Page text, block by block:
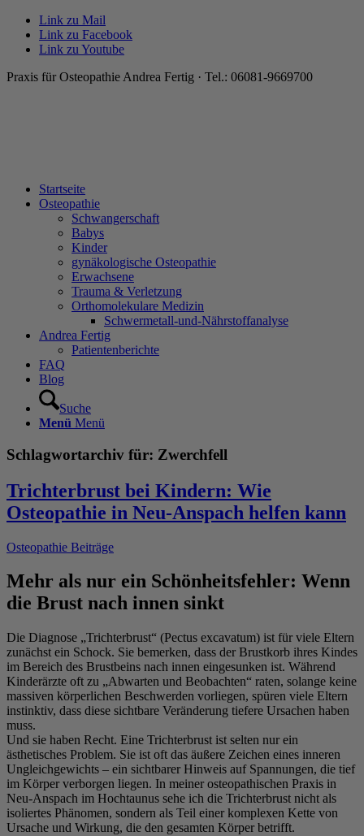
Link zu Mail
Link zu Facebook
Link zu Youtube
Praxis für Osteopathie Andrea Fertig · Tel.: 06081-9669700
Startseite
Osteopathie
Schwangerschaft
Babys
Kinder
gynäkologische Osteopathie
Erwachsene
Trauma & Verletzung
Orthomolekulare Medizin
Schwermetall-und-Nährstoffanalyse
Andrea Fertig
Patientenberichte
FAQ
Blog
Suche
Menü Menü
Schlagwortarchiv für: Zwerchfell
Trichterbrust bei Kindern: Wie
Osteopathie in Neu-Anspach helfen kann
Osteopathie Beiträge
Mehr als nur ein Schönheitsfehler: Wenn
die Brust nach innen sinkt
Die Diagnose „Trichterbrust“ (Pectus excavatum) ist für viele Eltern
zunächst ein Schock. Sie bemerken, dass der Brustkorb ihres Kindes
im Bereich des Brustbeins nach innen eingesunken ist. Während
Kinderärzte oft zu „Abwarten und Beobachten“ raten, solange keine
massiven körperlichen Beschwerden vorliegen, spüren viele Eltern
instinktiv, dass diese sichtbare Veränderung tiefere Ursachen haben
muss.
Und sie haben Recht. Eine Trichterbrust ist selten nur ein
ästhetisches Problem. Sie ist oft das äußere Zeichen eines inneren
Ungleichgewichts – ein sichtbarer Hinweis auf Spannungen, die tief
im Körper verborgen liegen. In meiner osteopathischen Praxis in
Neu-Anspach im Hochtaunus sehe ich die Trichterbrust nicht als
isoliertes Phänomen, sondern als Teil einer komplexen Kette von
Ursache und Wirkung, die den gesamten Körper betrifft.